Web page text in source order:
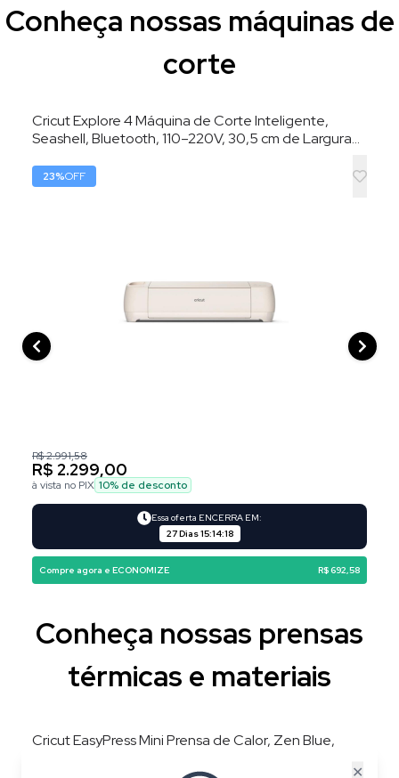
✕
Conheça nossas máquinas de
corte
Cricut Explore 4 Máquina de Corte Inteligente,
Seashell, Bluetooth, 110–220V, 30,5 cm de Largura
23%OFF
R$ 2.991,58
R$ 2.299,00
à vista no PIX 10% de desconto
Essa oferta ENCERRA EM:
27 Dias15:14:18
Compre agora e ECONOMIZE R$ 692,58
Conheça nossas prensas
térmicas e materiais
Cricut EasyPress Mini Prensa de Calor, Zen Blue,